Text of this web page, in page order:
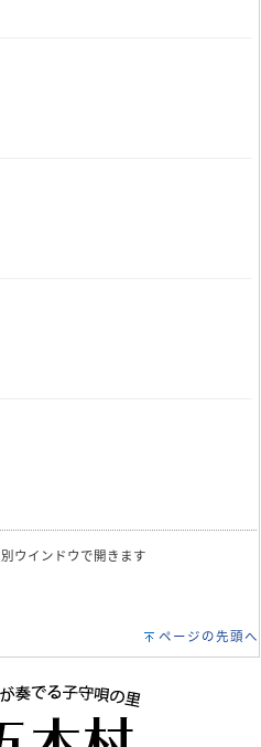
ウインドウで開きます
ページの先頭へ